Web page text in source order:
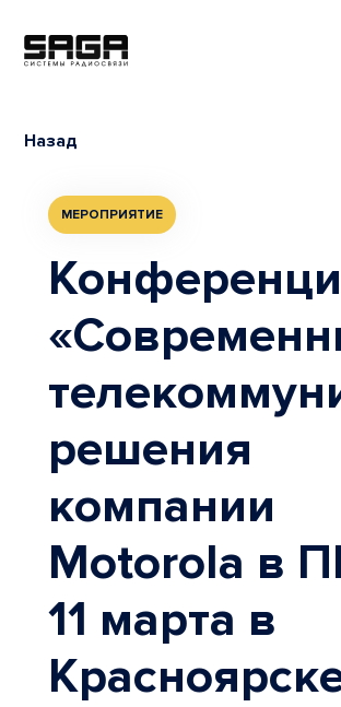
Назад
МЕРОПРИЯТИЕ
решения
компании
Motorola в
11 марта в